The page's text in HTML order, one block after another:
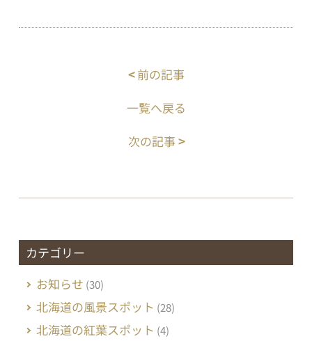
<前の記事
一覧へ戻る
次の記事 >
カテゴリー
お知らせ (30)
北海道の風景スポット (28)
北海道の紅葉スポット (4)